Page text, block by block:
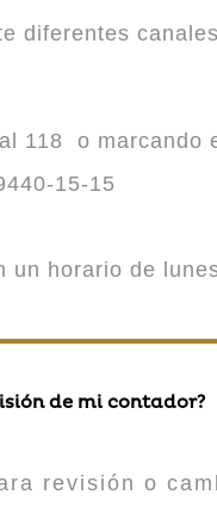
diferentes
118 o marcando
15-15
un horario de
de mi contador?
revisión o